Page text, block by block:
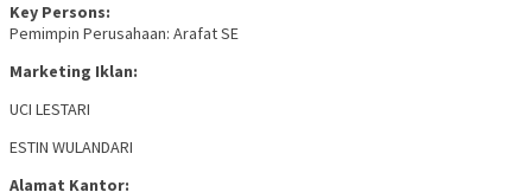
Key Persons:
Pemimpin Perusahaan: Arafat SE
Marketing Iklan:
UCI LESTARI
ESTIN WULANDARI
Alamat Kantor: